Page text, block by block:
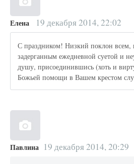
Елена 19 декабря 2014, 22:02
С праздником! Низкий поклон всем,
задерганным ежедневной суетой и
душу, присоединившись (хоть и
Божьей помощи в Вашем крестом
Павлина 19 декабря 2014, 20:29